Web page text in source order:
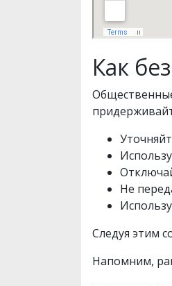
Как
Не
Следуя этим
Напомним,